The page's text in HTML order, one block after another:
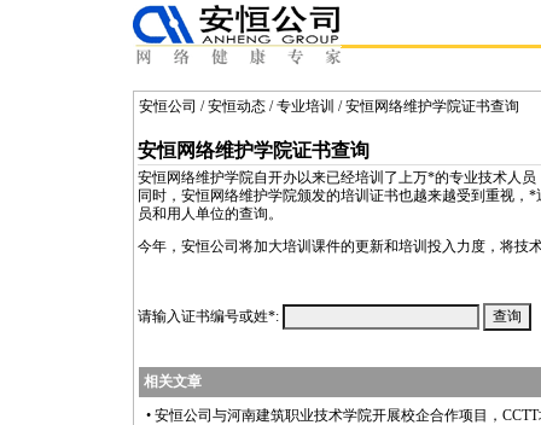
安恒公司 /安恒动态 /专业培训 / 安恒网络维护学院证书查询
安恒网络维护学院证书查询
安恒网络维护学院自开办以来已经培训了上万*的专业技术人员
同时，安恒网络维护学院颁发的培训证书也越来越受到重视， *
员和用人单位的查询。
今年，安恒公司将加大培训课件的更新和培训投入力度，将技
请输入证书编号或姓*:
相关文章
• 安恒公司与河南建筑职业技术学院开展校企合作项目，